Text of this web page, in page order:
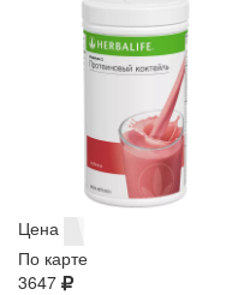
Цена
По карте
3647